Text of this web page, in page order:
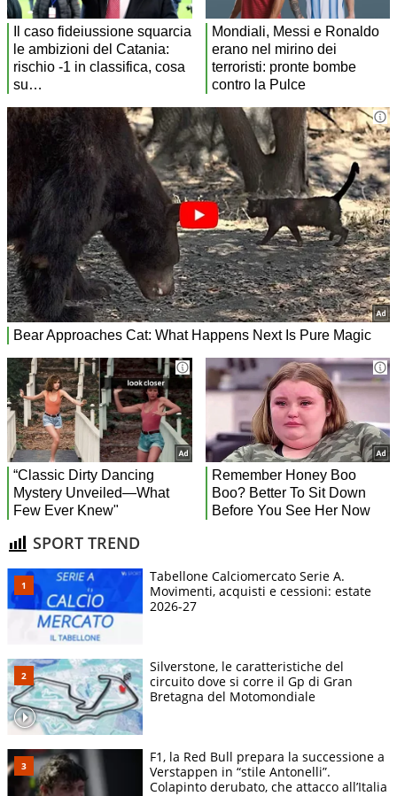
SPORT TREND
Tabellone Calciomercato Serie A.
Movimenti, acquisti e cessioni: estate
2026-27
Silverstone, le caratteristiche del
circuito dove si corre il Gp di Gran
Bretagna del Motomondiale
F1, la Red Bull prepara la successione a
Verstappen in “stile Antonelli”.
Colapinto derubato, che attacco all’Italia